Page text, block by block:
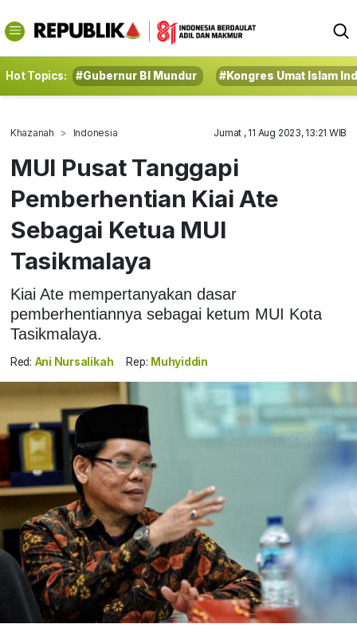
Hot Topics: #Gubernur BI Mundur #Kongres Umat Islam
Khazanah Indonesia Jumat , 11 Aug 2023, 13:21 WIB
MUI Pusat Tanggapi
Pemberhentian Kiai Ate
Sebagai Ketua MUI
Tasikmalaya
Kiai Ate mempertanyakan dasar
pemberhentiannya sebagai ketum MUI Kota
Tasikmalaya.
Red: Ani Nursalikah Rep: Muhyiddin